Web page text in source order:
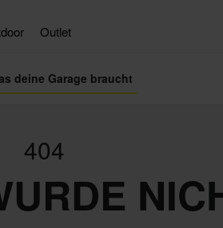
Outlet
deine Garage braucht
404